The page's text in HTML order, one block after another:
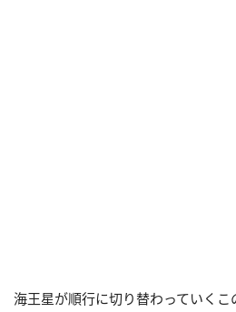
海王星が順行に切り替わっていくこ